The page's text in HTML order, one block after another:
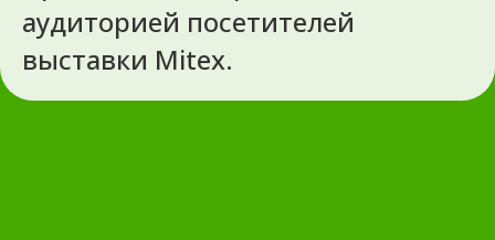
аудиторией посетителей
выставки Mitex.